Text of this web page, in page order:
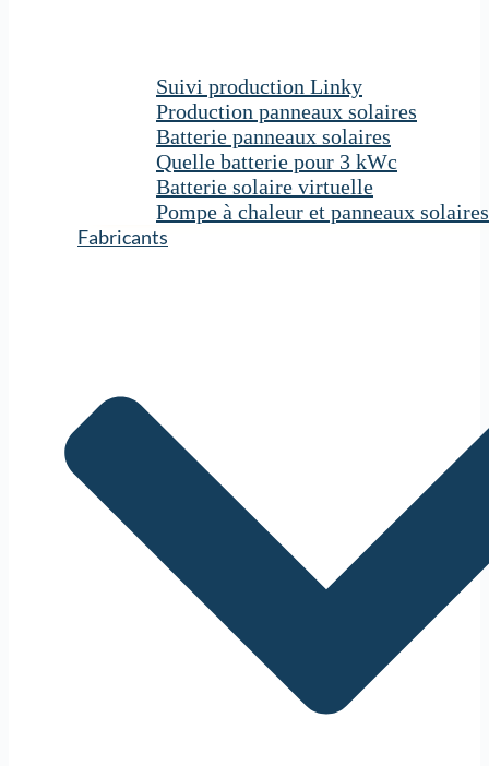
Suivi production Linky
Production panneaux solaires
Batterie panneaux solaires
Quelle batterie pour 3 kWc
Batterie solaire virtuelle
Pompe à chaleur et panneaux solaires
Fabricants